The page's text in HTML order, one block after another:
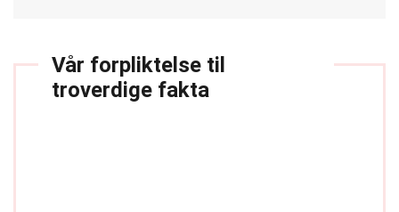
Vår forpliktelse til
troverdige fakta